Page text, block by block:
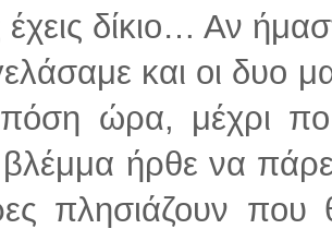
δίκιο… Αν
και οι δυο
ώρα, μέχρι
ήρθε να
πλησιάζουν που